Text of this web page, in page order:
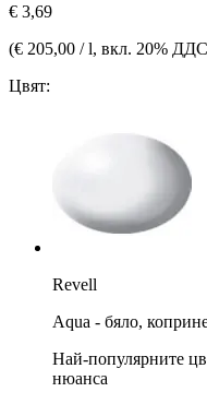
€ 3,69
(€ 205,00 / l, вкл. 20%
Цвят:
Revell
Aqua - бяло,
Най-популярните
нюанса